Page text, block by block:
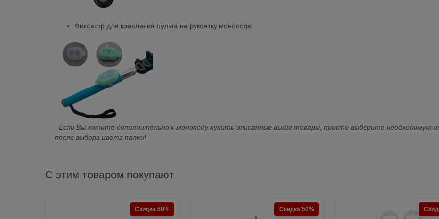
Фиксатор для крепления пульта на рукоятку монопода:
Если Вы хотите дополнительно к моноподу купить описанные выше товары, просто выберите необходимую
после выбора цвета палки!
С этим товаром покупают
Скидка 50% Скидка 50%